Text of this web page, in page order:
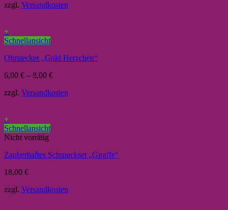
zzgl. Versandkosten
+
Schnellansicht
Ohrstecker „Gold Herzchen“
6,00 € – 8,00 €
zzgl. Versandkosten
+
Schnellansicht
Nicht vorrätig
Zauberhaftes Schmuckset „Giraffe“
18,00 €
zzgl. Versandkosten